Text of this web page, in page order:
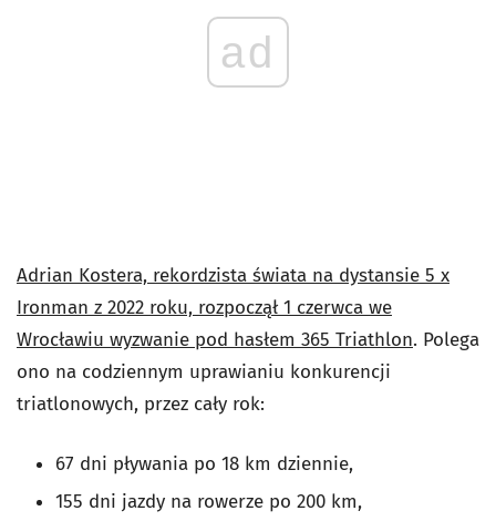
ad
Adrian Kostera, rekordzista świata na dystansie 5 x
Ironman z 2022 roku, rozpoczął 1 czerwca we
Wrocławiu wyzwanie pod hasłem 365 Triathlon. Polega
ono na codziennym uprawianiu konkurencji
triatlonowych, przez cały rok:
67 dni pływania po 18 km dziennie,
155 dni jazdy na rowerze po 200 km,